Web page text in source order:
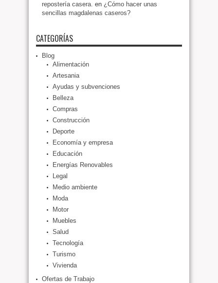
repostería casera. en ¿Cómo hacer unas
sencillas magdalenas caseros?
CATEGORÍAS
Blog
Alimentación
Artesania
Ayudas y subvenciones
Belleza
Compras
Construcción
Deporte
Economía y empresa
Educación
Energías Renovables
Legal
Medio ambiente
Moda
Motor
Muebles
Salud
Tecnología
Turismo
Vivienda
Ofertas de Trabajo